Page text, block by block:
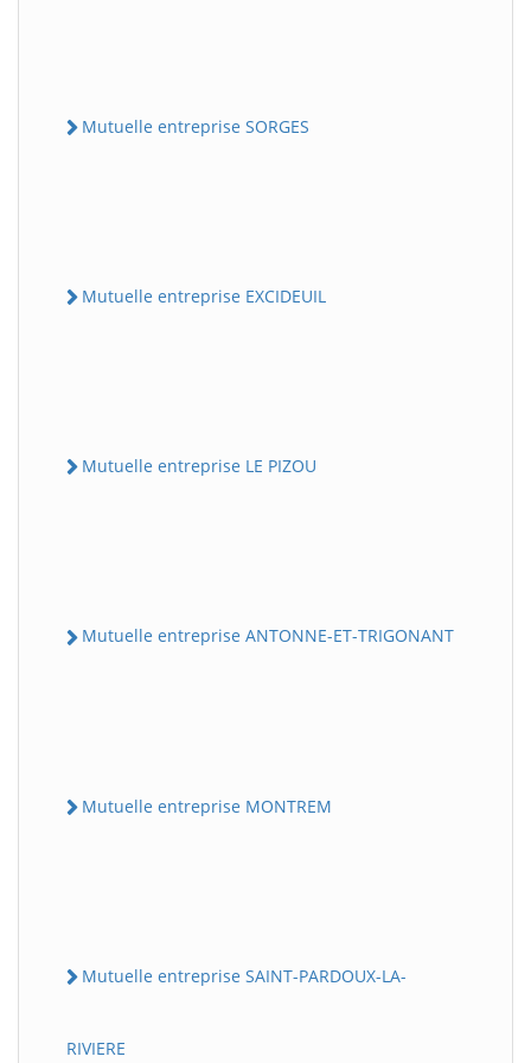
Mutuelle entreprise SORGES
Mutuelle entreprise EXCIDEUIL
Mutuelle entreprise LE PIZOU
Mutuelle entreprise ANTONNE-ET-TRIGONANT
Mutuelle entreprise MONTREM
Mutuelle entreprise SAINT-PARDOUX-LA-
RIVIERE